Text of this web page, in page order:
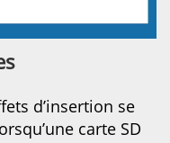
d’insertion se
carte SD